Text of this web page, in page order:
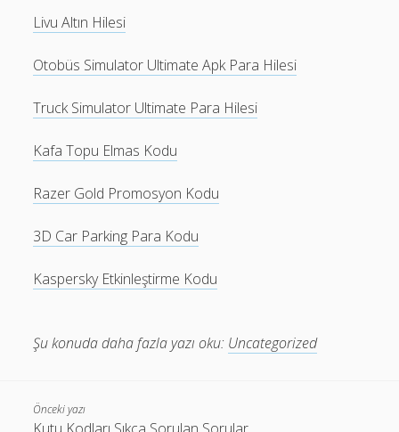
Livu Altın Hilesi
Otobüs Simulator Ultimate Apk Para Hilesi
Truck Simulator Ultimate Para Hilesi
Kafa Topu Elmas Kodu
Razer Gold Promosyon Kodu
3D Car Parking Para Kodu
Kaspersky Etkinleştirme Kodu
Şu konuda daha fazla yazı oku: Uncategorized
Önceki yazı